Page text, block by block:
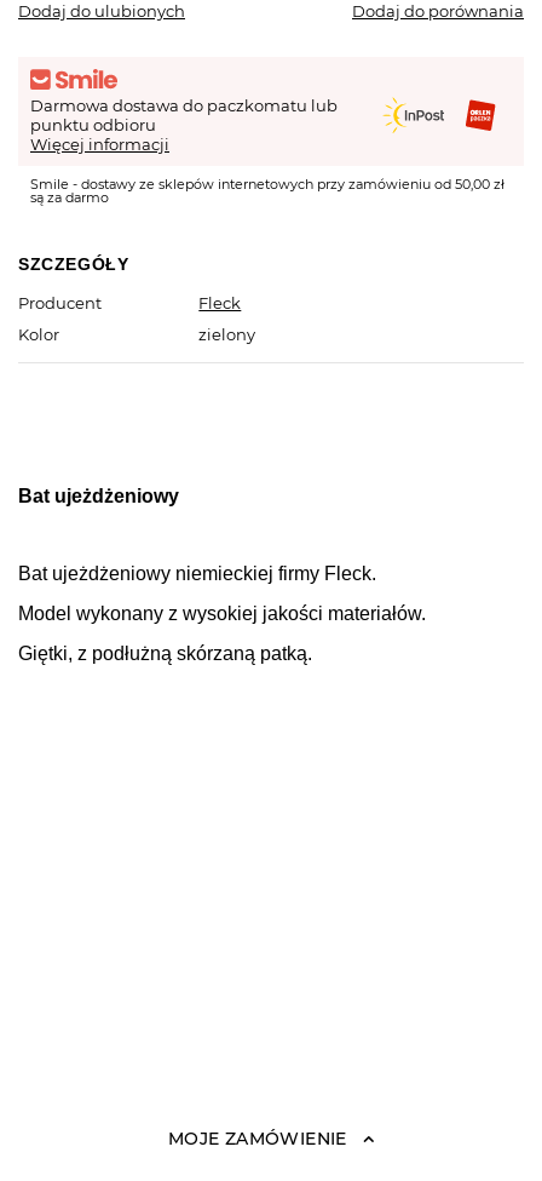
Dodaj do ulubionych Dodaj do porównania
Darmowa dostawa do paczkomatu lub
punktu odbioru
Więcej informacji
Smile - dostawy ze sklepów internetowych przy zamówieniu od 50,00 zł
są za darmo
SZCZEGÓŁY
Producent
Fleck
Kolor
zielony
Bat ujeżdżeniowy
Bat ujeżdżeniowy niemieckiej firmy Fleck.
Model wykonany z wysokiej jakości materiałów.
Giętki, z podłużną skórzaną patką.
MOJE ZAMÓWIENIE